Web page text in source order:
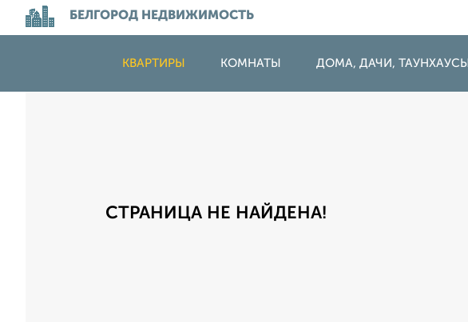
БЕЛГОРОД НЕДВИЖИМОСТЬ
КВАРТИРЫ КОМНАТЫ ДОМА, ДАЧИ, ТАУНХАУСЫ
СТРАНИЦА НЕ НАЙДЕНА!